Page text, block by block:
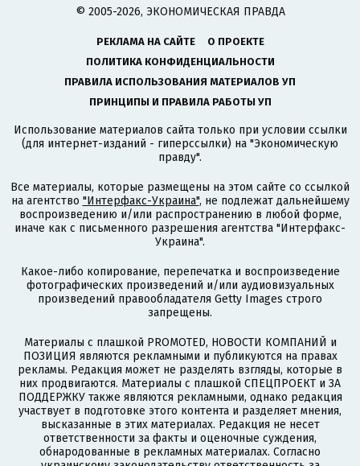
© 2005-2026, ЭКОНОМИЧЕСКАЯ ПРАВДА
РЕКЛАМА НА САЙТЕ
О ПРОЕКТЕ
ПОЛИТИКА КОНФИДЕНЦИАЛЬНОСТИ
ПРАВИЛА ИСПОЛЬЗОВАНИЯ МАТЕРИАЛОВ УП
ПРИНЦИПЫ И ПРАВИЛА РАБОТЫ УП
Использование материалов сайта только при условии ссылки
(для интернет-изданий - гиперссылки) на "Экономическую
правду".
Все материалы, которые размещены на этом сайте со ссылкой
на агентство "Интерфакс-Украина", не подлежат дальнейшему
воспроизведению и/или распространению в любой форме,
иначе как с письменного разрешения агентства "Интерфакс-
Украина".
Какое-либо копирование, перепечатка и воспроизведение
фотографических произведений и/или аудиовизуальных
произведений правообладателя Getty Images строго
запрещены.
Материалы с плашкой PROMOTED, НОВОСТИ КОМПАНИЙ и
ПОЗИЦИЯ являются рекламными и публикуются на правах
рекламы. Редакция может не разделять взгляды, которые в
них продвигаются. Материалы с плашкой СПЕЦПРОЕКТ и ЗА
ПОДДЕРЖКУ также являются рекламными, однако редакция
участвует в подготовке этого контента и разделяет мнения,
высказанные в этих материалах. Редакция не несет
ответственности за факты и оценочные суждения,
обнародованные в рекламных материалах. Согласно